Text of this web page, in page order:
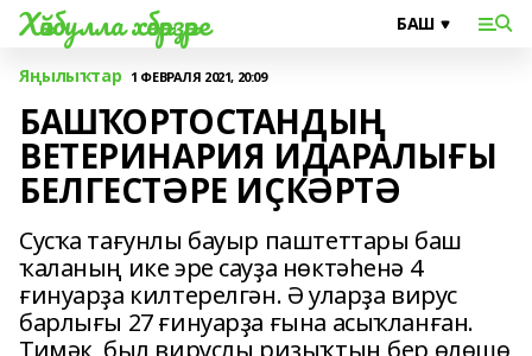
Хәйбулла хәбәрҙәре
Яңылыҡтар 1 ФЕВРАЛЯ 2021, 20:09
БАШҠОРТОСТАНДЫҢ
ВЕТЕРИНАРИЯ ИДАРАЛЫҒЫ
БЕЛГЕСТӘРЕ ИҪКӘРТӘ
Сусҡа тағунлы бауыр паштеттары баш
ҡаланың ике эре сауҙа нөктәһенә 4
ғинуарҙа килтерелгән. Ә уларҙа вирус
барлығы 27 ғинуарҙа ғына асыҡланған.
Тимәк, был вируслы ризыҡтың бер өлөшө